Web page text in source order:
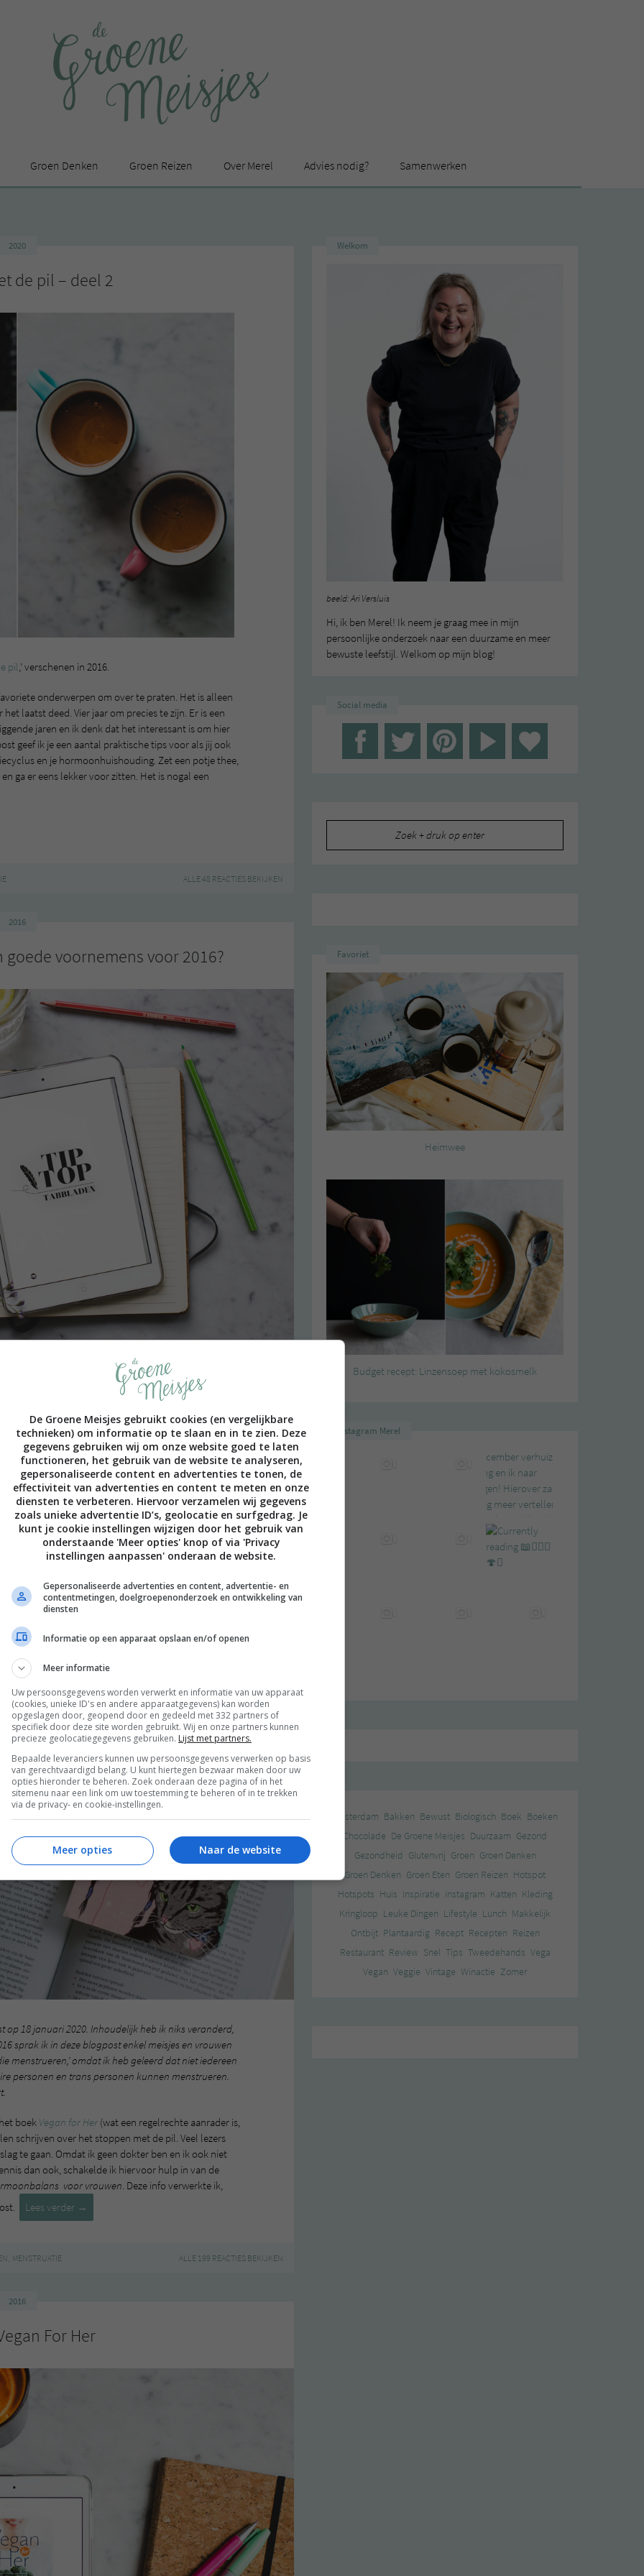
Groen Denken Groen Reizen Over Merel Advies nodig? Samenwerken
2020
de pil – deel 2
pil,’ verschenen in 2016.
onderwerpen om over te praten. Het is alleen
laatst deed. Vier jaar om precies te zijn. Er is een
jaren en ik denk dat het interessant is om hier
geef ik je een aantal praktische tips voor als jij ook
en je hormoonhuishouding. Zet een potje thee,
en ga er eens lekker voor zitten. Het is nogal een
ALLE 48 REACTIES BEKIJKEN
2016
voornemens voor 2016?
een hekel aan: jaaroverzichtjes en lijstjes. Zelf vind
op te maken en alvast een beetje vooruit te
kijk ik naar hoe het mijn belangrijkste groene/goede
, GROEN,MINDER AFVAL,VRIJE TIJD ALLE 17 REACTIES BEKIJKEN
met de pil
op 18 januari 2020. Inhoudelijk heb ik niks veranderd,
sprak ik in deze blogpost enkel meisjes en vrouwen
menstrueren,’ omdat ik heb geleerd dat niet iedereen
personen en trans personen kunnen menstrueren.
boek Vegan for Her (wat een regelrechte aanrader is,
schrijven over het stoppen met de pil. Veel lezers
te gaan. Omdat ik geen dokter ben en ik ook niet
dan ook, schakelde ik hiervoor hulp in van de
voor vrouwen. Deze info verwerkte ik,
Lees verder Stoppen
met
→
, MENSTRUATIE ALLE 199 REACTIES BEKIJKEN
2016
For Her
Welkom
beeld: Ari Versluis
Hi, ik ben Merel! Ik neem je graag mee in mijn
persoonlijke onderzoek naar een duurzame en meer
bewuste leefstijl. Welkom op mijn blog!
Social media
Favoriet
Heimwee
Budget recept: Linzensoep met kokosmelk
Instagram Merel
Amsterdam Bakken Bewust Biologisch Boek Boeken
Chocolade De Groene Meisjes Duurzaam Gezond
Gezondheid Glutenvrij Groen Groen Denken
Groen Denken Groen Eten Groen Reizen Hotspot
Hotspots Huis Inspiratie Instagram Katten Kleding
Kringloop Leuke Dingen Lifestyle Lunch Makkelijk
Ontbijt Plantaardig Recept Recepten Reizen
Restaurant Review Snel Tips Tweedehands Vega
Vegan Veggie Vintage Winactie Zomer
De Groene Meisjes gebruikt cookies (en vergelijkbare
technieken) om informatie op te slaan en in te zien. Deze
gegevens gebruiken wij om onze website goed te laten
functioneren, het gebruik van de website te analyseren,
gepersonaliseerde content en advertenties te tonen, de
effectiviteit van advertenties en content te meten en onze
diensten te verbeteren. Hiervoor verzamelen wij gegevens
zoals unieke advertentie ID’s, geolocatie en surfgedrag. Je
kunt je cookie instellingen wijzigen door het gebruik van
onderstaande 'Meer opties' knop of via 'Privacy
instellingen aanpassen' onderaan de website.
Gepersonaliseerde advertenties en content, advertentie- en
contentmetingen, doelgroepenonderzoek en ontwikkeling van
diensten
Informatie op een apparaat opslaan en/of openen
Meer informatie
Uw persoonsgegevens worden verwerkt en informatie van uw apparaat
(cookies, unieke ID's en andere apparaatgegevens) kan worden
opgeslagen door, geopend door en gedeeld met 332 partners of
specifiek door deze site worden gebruikt. Wij en onze partners kunnen
precieze geolocatiegegevens gebruiken. Lijst met partners.
Bepaalde leveranciers kunnen uw persoonsgegevens verwerken op basis
van gerechtvaardigd belang. U kunt hiertegen bezwaar maken door uw
opties hieronder te beheren. Zoek onderaan deze pagina of in het
sitemenu naar een link om uw toestemming te beheren of in te trekken
via de privacy- en cookie-instellingen.
Naar de website
Meer opties